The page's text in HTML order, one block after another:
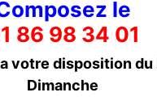
le
86 98 34 01
votre disposition du
Dimanche